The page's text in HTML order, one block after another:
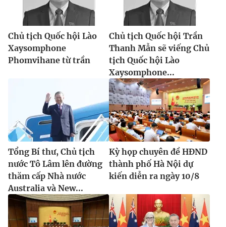
Chủ tịch Quốc hội Lào
Xaysomphone
Phomvihane từ trần
Chủ tịch Quốc hội Trần
Thanh Mẫn sẽ viếng Chủ
tịch Quốc hội Lào
Xaysomphone...
Tổng Bí thư, Chủ tịch
nước Tô Lâm lên đường
thăm cấp Nhà nước
Australia và New...
Kỳ họp chuyên đề HĐND
thành phố Hà Nội dự
kiến diễn ra ngày 10/8